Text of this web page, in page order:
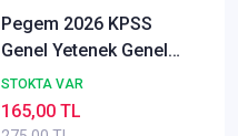
Pegem 2026 KPSS
Genel Yetenek Genel
Kültür Sezon Finali 5
Deneme Pegem
Akademi Yayınları
STOKTA VAR
165,00 TL